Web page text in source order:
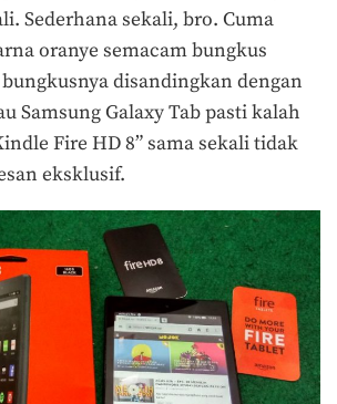
Sederhana sekali, bro. Cuma
oranye semacam bungkus
disandingkan dengan
Samsung Galaxy Tab pasti kalah
Fire HD 8” sama sekali tidak
eksklusif.